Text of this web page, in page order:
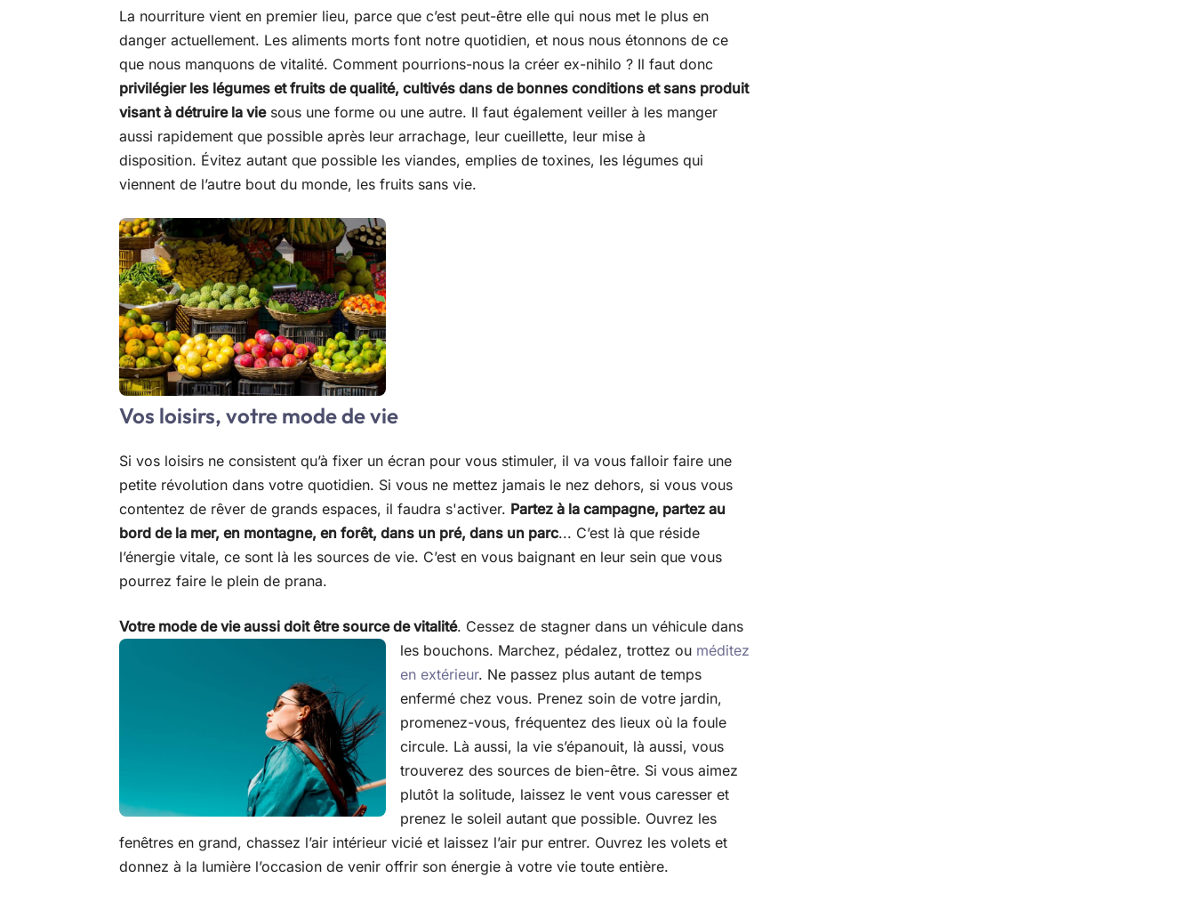
La nourriture vient en premier lieu, parce que c’est peut-être elle qui nous met le plus en
danger actuellement. Les aliments morts font notre quotidien, et nous nous étonnons de ce
que nous manquons de vitalité. Comment pourrions-nous la créer ex-nihilo ? Il faut donc
privilégier les légumes et fruits de qualité, cultivés dans de bonnes conditions et sans produit
visant à détruire la viesous une forme ou une autre. Il faut également veiller à les manger
aussi rapidement que possible après leur arrachage, leur cueillette, leur mise à
disposition. Évitez autant que possible les viandes, emplies de toxines, les légumes qui
viennent de l’autre bout du monde, les fruits sans vie.
Vos loisirs, votre mode de vie
Si vos loisirs ne consistent qu’à fixer un écran pour vous stimuler, il va vous falloir faire une
petite révolution dans votre quotidien. Si vous ne mettez jamais le nez dehors, si vous vous
contentez de rêver de grands espaces, il faudra s'activer. Partez à la campagne, partez au
bord de la mer, en montagne, en forêt, dans un pré, dans un parc... C’est là que réside
l’énergie vitale, ce sont là les sources de vie. C’est en vous baignant en leur sein que vous
pourrez faire le plein de prana.
Votre mode de vie aussi doit être source de vitalité. Cessez de stagner dans un véhicule dans
les bouchons. Marchez, pédalez, trottez ou méditez
en extérieur. Ne passez plus autant de temps
enfermé chez vous. Prenez soin de votre jardin,
promenez-vous, fréquentez des lieux où la foule
circule. Là aussi, la vie s’épanouit, là aussi, vous
trouverez des sources de bien-être. Si vous aimez
plutôt la solitude, laissez le vent vous caresser et
prenez le soleil autant que possible. Ouvrez les
fenêtres en grand, chassez l’air intérieur vicié et laissez l’air pur entrer. Ouvrez les volets et
donnez à la lumière l’occasion de venir offrir son énergie à votre vie toute entière.